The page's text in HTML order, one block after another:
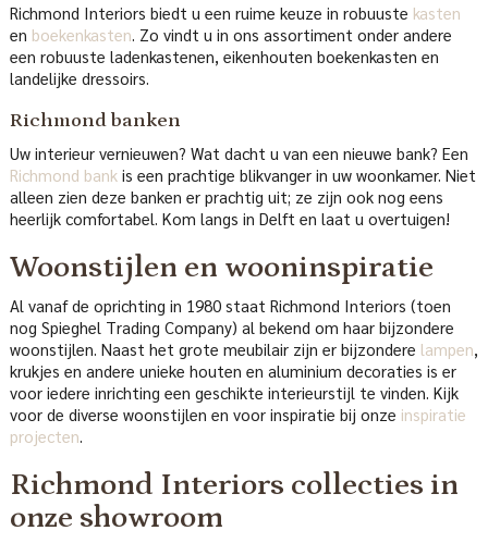
Richmond Interiors biedt u een ruime keuze in robuuste kasten
en boekenkasten . Zo vindt u in ons assortiment onder andere
een robuuste ladenkastenen, eikenhouten boekenkasten en
landelijke dressoirs.
Richmond banken
Uw interieur vernieuwen? Wat dacht u van een nieuwe bank? Een
Richmond bankis een prachtige blikvanger in uw woonkamer. Niet
alleen zien deze banken er prachtig uit; ze zijn ook nog eens
heerlijk comfortabel. Kom langs in Delft en laat u overtuigen!
Woonstijlen en wooninspiratie
Al vanaf de oprichting in 1980 staat Richmond Interiors (toen
nog Spieghel Trading Company) al bekend om haar bijzondere
woonstijlen. Naast het grote meubilair zijn er bijzondere lampen
krukjes en andere unieke houten en aluminium decoraties is er
voor iedere inrichting een geschikte interieurstijl te vinden. Kijk
voor de diverse woonstijlen en voor inspiratie bij onze inspiratie
projecten
Richmond Interiors collecties in
onze showroom